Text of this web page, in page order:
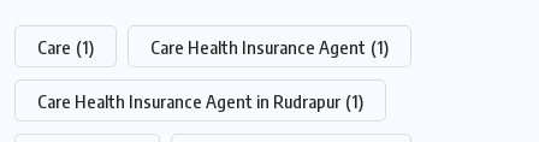
Care (1) Care Health Insurance Agent (1)
Care Health Insurance Agent in Rudrapur (1)